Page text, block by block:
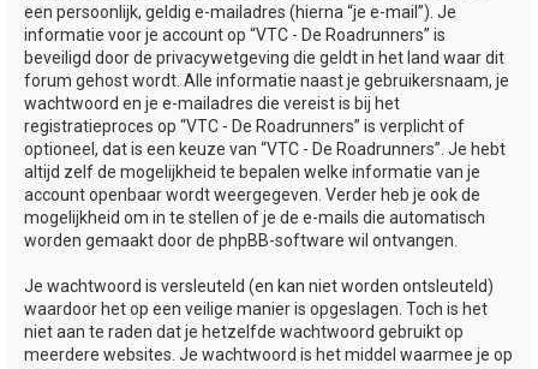
een persoonlijk, geldig e-mailadres (hierna “je e-mail”). Je
informatie voor je account op “VTC - De Roadrunners” is
beveiligd door de privacywetgeving die geldt in het land waar dit
forum gehost wordt. Alle informatie naast je gebruikersnaam, je
wachtwoord en je e-mailadres die vereist is bij het
registratieproces op “VTC - De Roadrunners” is verplicht of
optioneel, dat is een keuze van “VTC - De Roadrunners”. Je hebt
altijd zelf de mogelijkheid te bepalen welke informatie van je
account openbaar wordt weergegeven. Verder heb je ook de
mogelijkheid om in te stellen of je de e-mails die automatisch
worden gemaakt door de phpBB-software wil ontvangen.
Je wachtwoord is versleuteld (en kan niet worden ontsleuteld)
waardoor het op een veilige manier is opgeslagen. Toch is het
niet aan te raden dat je hetzelfde wachtwoord gebruikt op
meerdere websites. Je wachtwoord is het middel waarmee je op